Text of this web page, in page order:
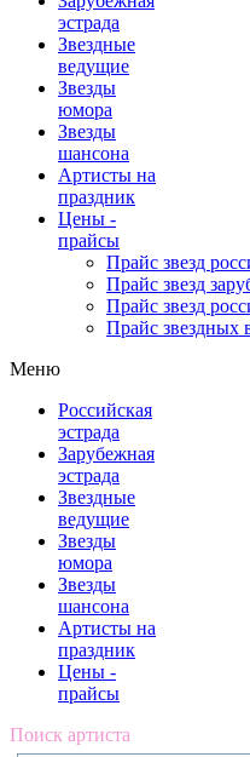
эстрада
Звездные
ведущие
Звезды
юмора
Звезды
шансона
Артисты на
праздник
Цены -
прайсы
Прайс звезд
Прайс звезд
Прайс звезд
Прайс звездных
Меню
Российская
эстрада
Зарубежная
эстрада
Звездные
ведущие
Звезды
юмора
Звезды
шансона
Артисты на
праздник
Цены -
прайсы
Поиск артиста